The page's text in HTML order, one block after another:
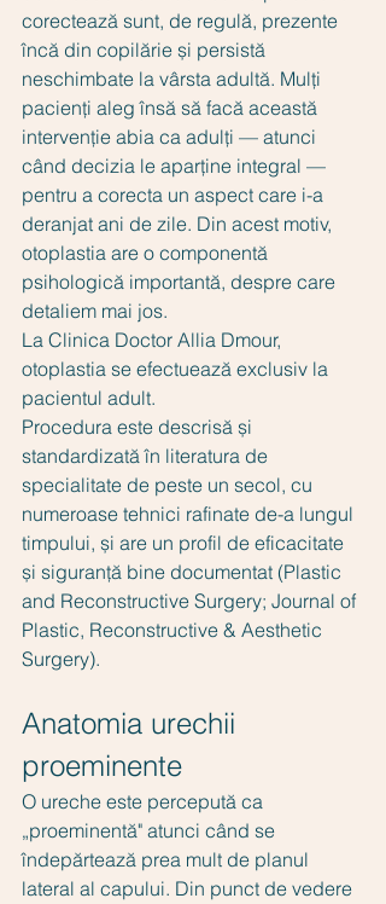
corectează sunt, de regulă, prezente
încă din copilărie și persistă
neschimbate la vârsta adultă. Mulți
pacienți aleg însă să facă această
intervenție abia ca adulți — atunci
când decizia le aparține integral —
pentru a corecta un aspect care i-a
deranjat ani de zile. Din acest motiv,
otoplastia are o componentă
psihologică importantă, despre care
detaliem mai jos.
La Clinica Doctor Allia Dmour,
otoplastia se efectuează exclusiv la
pacientul adult.
Procedura este descrisă și
standardizată în literatura de
specialitate de peste un secol, cu
numeroase tehnici rafinate de-a lungul
timpului, și are un profil de eficacitate
și siguranță bine documentat (Plastic
and Reconstructive Surgery; Journal of
Plastic, Reconstructive & Aesthetic
Surgery).
Anatomia urechii
proeminente
O ureche este percepută ca
„proeminentă" atunci când se
îndepărtează prea mult de planul
lateral al capului. Din punct de vedere